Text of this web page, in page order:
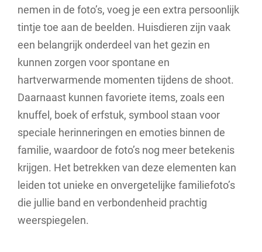
nemen in de foto’s, voeg je een extra persoonlijk
tintje toe aan de beelden. Huisdieren zijn vaak
een belangrijk onderdeel van het gezin en
kunnen zorgen voor spontane en
hartverwarmende momenten tijdens de shoot.
Daarnaast kunnen favoriete items, zoals een
knuffel, boek of erfstuk, symbool staan voor
speciale herinneringen en emoties binnen de
familie, waardoor de foto’s nog meer betekenis
krijgen. Het betrekken van deze elementen kan
leiden tot unieke en onvergetelijke familiefoto’s
die jullie band en verbondenheid prachtig
weerspiegelen.